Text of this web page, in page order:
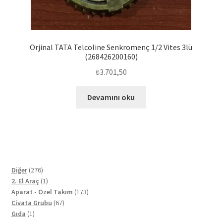
Orjinal TATA Telcoline Senkromenç 1/2 Vites 3lü
(268426200160)
₺3.701,50
Devamını oku
Diğer 276276
ürün
2. El Araç 11
ürün
Aparat - Özel Takım 173173
Civata Grubu 6767
Gıda 11